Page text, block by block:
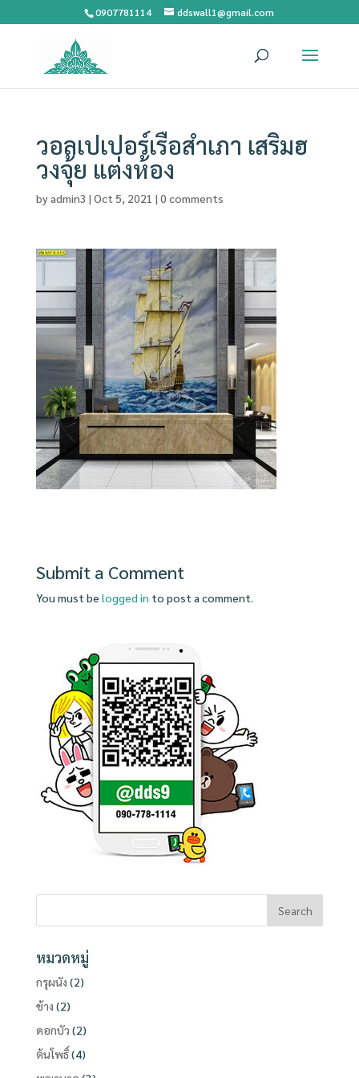
0907781114 ddswall1@gmail.com
วอลเปเปอร์เรือสำเภา เสริมฮ
วงจุ้ย แต่งห้อง
byadmin3 | Oct 5, 2021 | 0 comments
Submit a Comment
You must be logged in to post a comment.
หมวดหมู่
กรุผนัง (2)
ช้าง (2)
ดอกบัว (2)
ต้นโพธิ์(4)